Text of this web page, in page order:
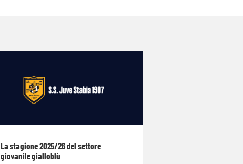
La stagione 2025/26 del settore
giovanile gialloblù